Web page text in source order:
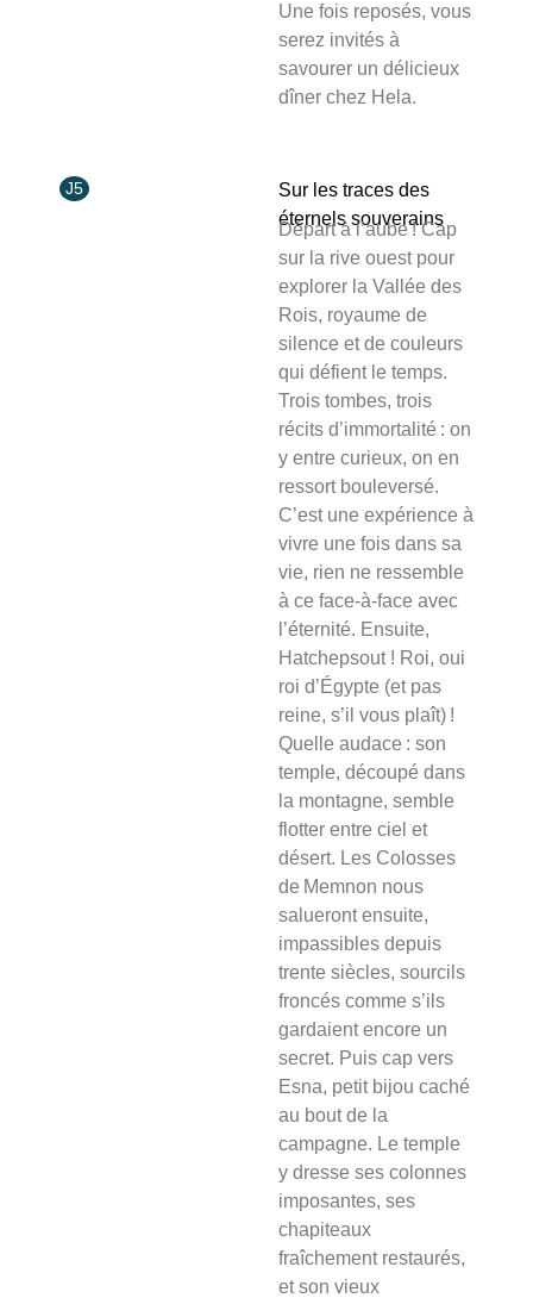
Une fois reposés, vous
serez invités à
savourer un délicieux
dîner chez Hela.
J5
Sur les traces des
éternels souverains
Départ à l’aube ! Cap
sur la rive ouest pour
explorer la Vallée des
Rois, royaume de
silence et de couleurs
qui défient le temps.
Trois tombes, trois
récits d’immortalité : on
y entre curieux, on en
ressort bouleversé.
C’est une expérience à
vivre une fois dans sa
vie, rien ne ressemble
à ce face‑à‑face avec
l’éternité. Ensuite,
Hatchepsout ! Roi, oui
roi d’Égypte (et pas
reine, s’il vous plaît) !
Quelle audace : son
temple, découpé dans
la montagne, semble
flotter entre ciel et
désert. Les Colosses
de Memnon nous
salueront ensuite,
impassibles depuis
trente siècles, sourcils
froncés comme s’ils
gardaient encore un
secret. Puis cap vers
Esna, petit bijou caché
au bout de la
campagne. Le temple
y dresse ses colonnes
imposantes, ses
chapiteaux
fraîchement restaurés,
et son vieux